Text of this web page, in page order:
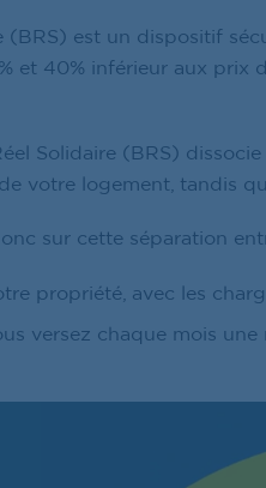
(BRS) est un dispositif
et 40% inférieur aux prix
Solidaire (BRS)
votre logement, tandis
sur cette séparation
propriété, avec les
versez chaque mois